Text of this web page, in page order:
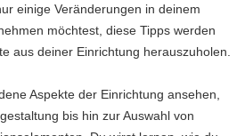
einige Veränderungen in deinem
möchtest, diese Tipps werden
aus deiner Einrichtung herauszuholen.
Aspekte der Einrichtung ansehen,
bis hin zur Auswahl von